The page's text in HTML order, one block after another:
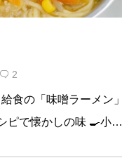
 2
食の「味噌ラーメン」
ピで懐かしの味 🍳小学